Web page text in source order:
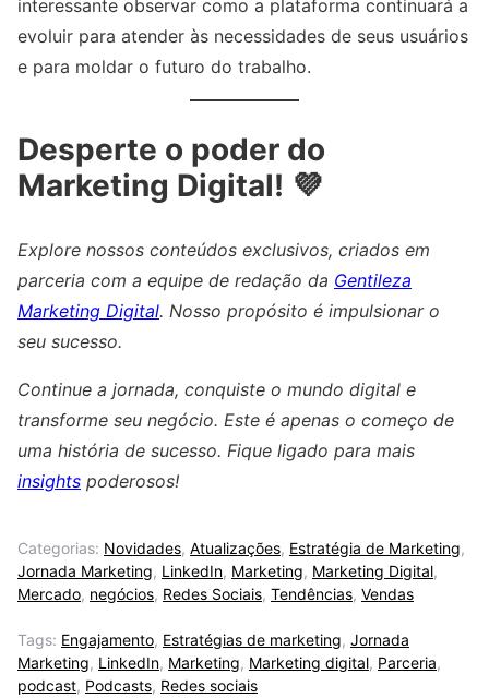
interessante observar como a plataforma continuará a
evoluir para atender às necessidades de seus usuários
e para moldar o futuro do trabalho.
Desperte o poder do
Marketing Digital! 💜
Explore nossos conteúdos exclusivos, criados em
parceria com a equipe de redação da Gentileza
Marketing Digital. Nosso propósito é impulsionar o
seu sucesso.
Continue a jornada, conquiste o mundo digital e
transforme seu negócio. Este é apenas o começo de
uma história de sucesso. Fique ligado para mais
insights poderosos!
Categorias: Novidades, Atualizações, Estratégia de Marketing,
Jornada Marketing, LinkedIn, Marketing, Marketing Digital,
Mercado, negócios, Redes Sociais, Tendências, Vendas
Tags: Engajamento, Estratégias de marketing, Jornada
Marketing, LinkedIn, Marketing, Marketing digital, Parceria,
podcast, Podcasts, Redes sociais